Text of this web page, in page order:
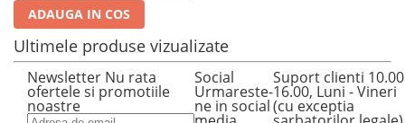
ADAUGA IN COS
Ultimele produse vizualizate
Newsletter Nu rata
ofertele si promotiile
noastre
Social
Urmareste-
ne in social
Suport clienti
16.00, Luni - Vineri
(cu exceptia